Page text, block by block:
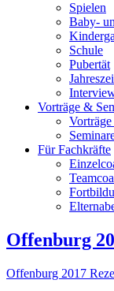
Spielen
Baby-
Schule
Pubertät
Vorträge &
Für Fachkräfte
Offenburg
Offenburg 2017